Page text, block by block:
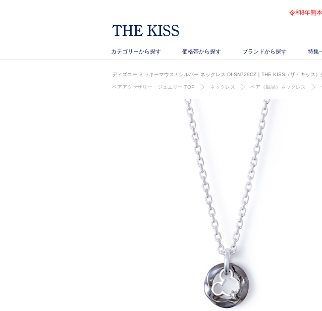
令和8年熊
カテゴリーから探す 価格帯から探す ブランドから探す 特集
ディズニー ミッキーマウス / シルバー ネックレス DI-SN729CZ｜THE KISS（ザ・キッス）
ペアアクセサリー・ジュエリー TOP ネックレス ペア（単品）ネックレス